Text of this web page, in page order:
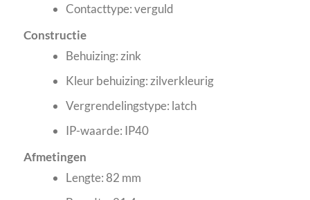
Contacttype: verguld
Constructie
Behuizing: zink
Kleur behuizing: zilverkleurig
Vergrendelingstype: latch
IP-waarde: IP40
Afmetingen
Lengte: 82 mm